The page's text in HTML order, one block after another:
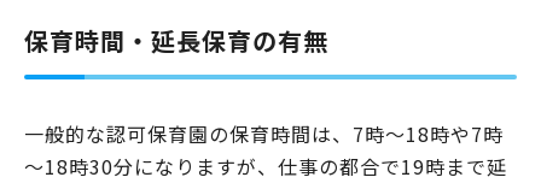
保育時間・延長保育の有無
一般的な認可保育園の保育時間は、7時～18時や7時
～18時30分になりますが、仕事の都合で19時まで延